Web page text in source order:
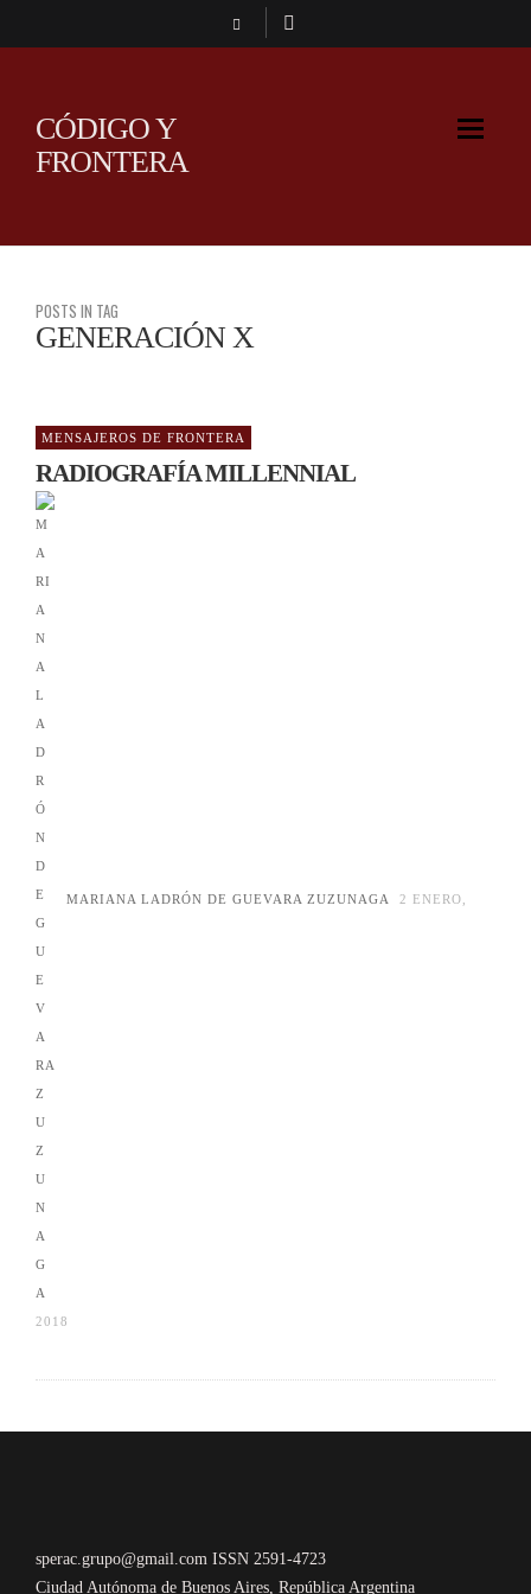
CÓDIGO Y
FRONTERA
POSTS IN TAG
GENERACIÓN X
MENSAJEROS DE FRONTERA
RADIOGRAFÍA MILLENNIAL
MARIANA LADRÓN DE GUEVARA ZUZUNAGA 2 ENERO,
2018
sperac.grupo@gmail.com ISSN 2591-4723
Ciudad Autónoma de Buenos Aires, República Argentina